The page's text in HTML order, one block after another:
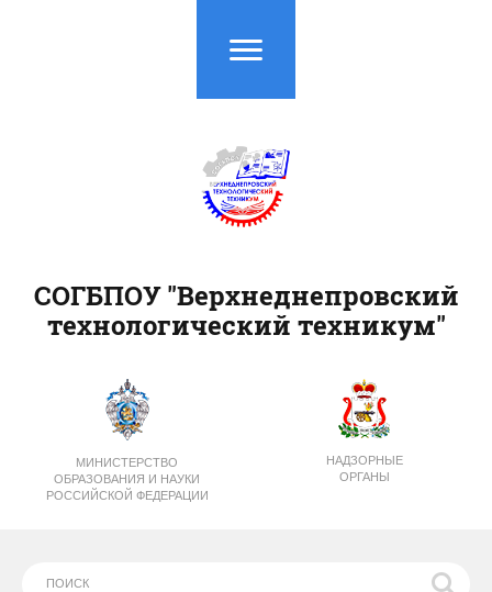
МИНИСТЕРСТВО
ОБРАЗОВАНИЯ И НАУКИ
РОССИЙСКОЙ ФЕДЕРАЦИИ
НАДЗОРНЫЕ
ОРГАНЫ
СОГБПОУ "Верхнеднепровский
технологический техникум"